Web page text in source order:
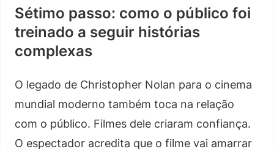
Sétimo passo: como o público foi
treinado a seguir histórias
complexas
O legado de Christopher Nolan para o cinema
mundial moderno também toca na relação
com o público. Filmes dele criaram confiança.
O espectador acredita que o filme vai amarrar